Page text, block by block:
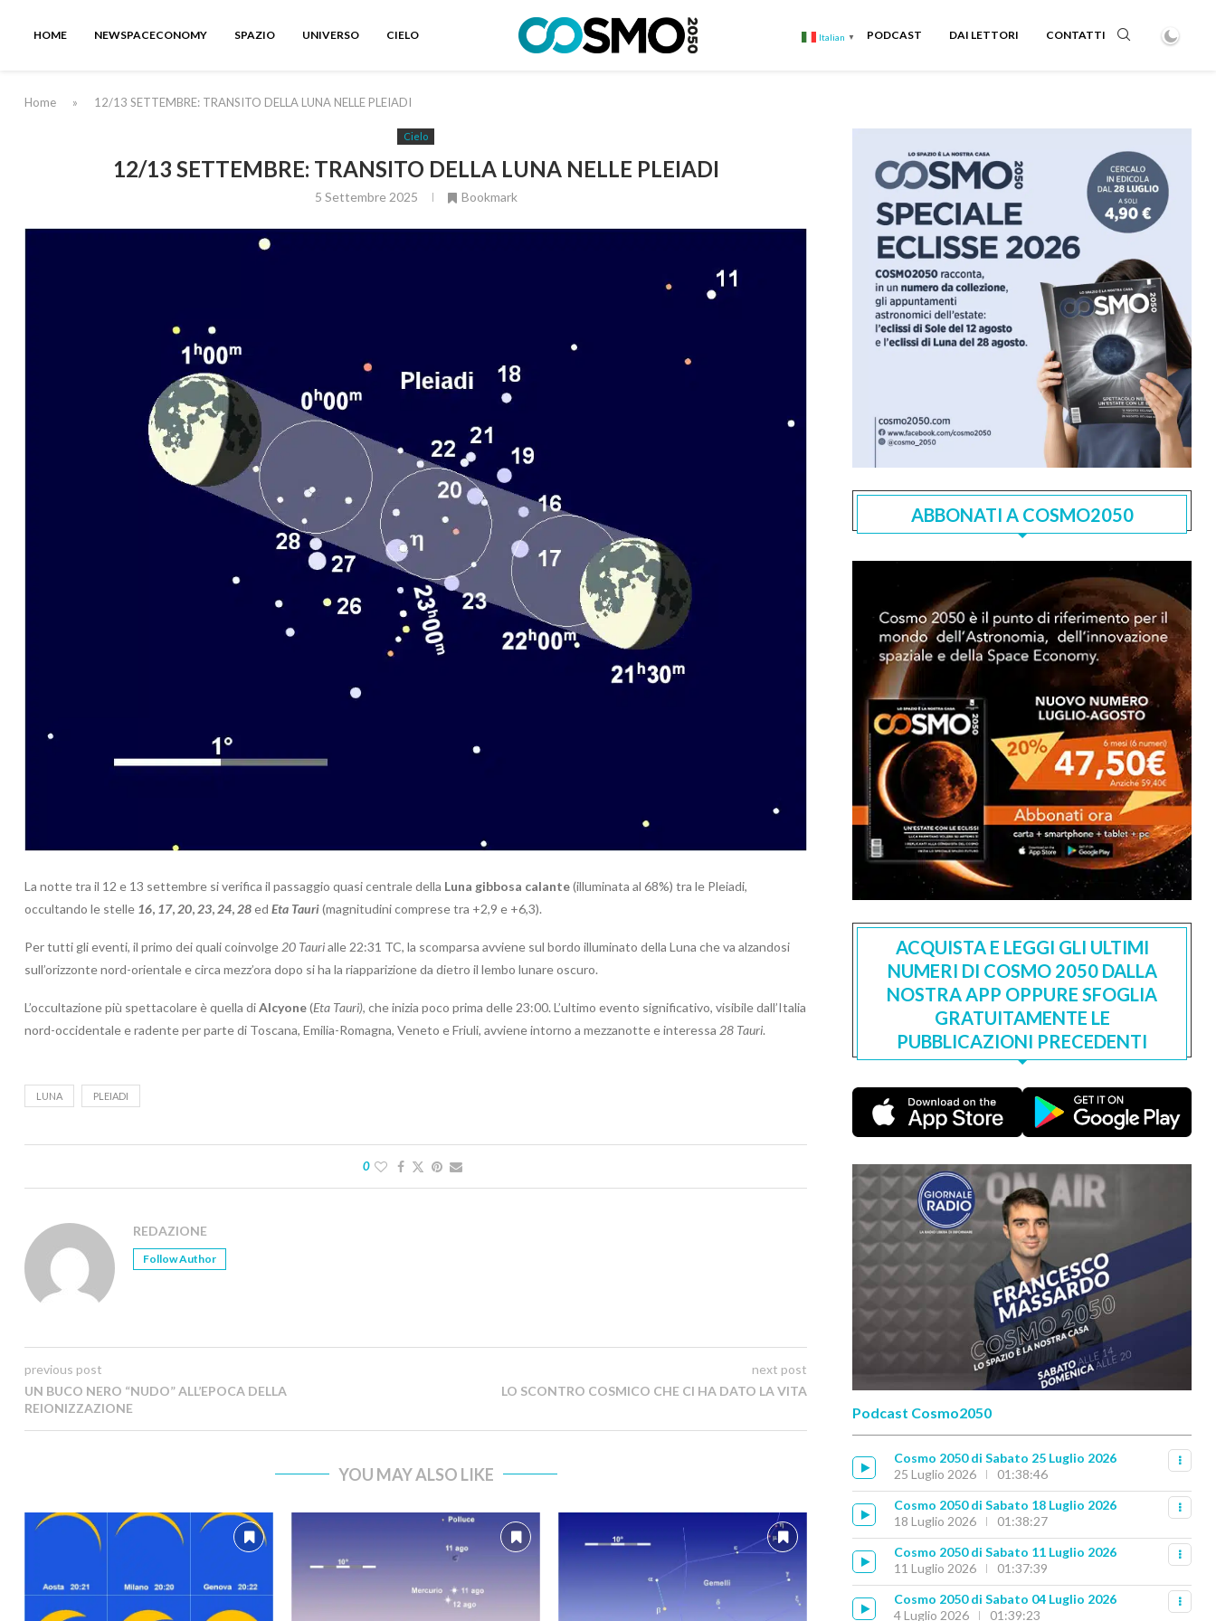
HOME NEWSPACECONOMY SPAZIO UNIVERSO CIELO Italian ▼ PODCAST DAI LETTORI CONTATTI
Home » 12/13 SETTEMBRE: TRANSITO DELLA LUNA NELLE PLEIADI
Cielo
12/13 SETTEMBRE: TRANSITO DELLA LUNA NELLE PLEIADI
5 Settembre 2025 Bookmark
La notte tra il 12 e 13 settembre si verifica il passaggio quasi centrale della Luna gibbosa calante(illuminata al 68%) tra le Pleiadi,
occultando le stelle 16, 17, 20, 23, 24, 28ed Eta Tauri(magnitudini comprese tra +2,9 e +6,3).
Per tutti gli eventi, il primo dei quali coinvolge 20 Taurialle 22:31 TC, la scomparsa avviene sul bordo illuminato della Luna che va alzandosi
sull’orizzonte nord-orientale e circa mezz’ora dopo si ha la riapparizione da dietro il lembo lunare oscuro.
L’occultazione più spettacolare è quella diAlcyone(Eta Tauri), che inizia poco prima delle 23:00. L’ultimo evento significativo, visibile dall’Italia
nord-occidentale e radente per parte di Toscana, Emilia-Romagna, Veneto e Friuli, avviene intorno a mezzanotte e interessa 28 Tauri.
LUNA PLEIADI
0
REDAZIONE
Follow Author
previous post
UN BUCO NERO “NUDO” ALL’EPOCA DELLA
REIONIZZAZIONE
next post
LO SCONTRO COSMICO CHE CI HA DATO LA VITA
YOU MAY ALSO LIKE
ABBONATI A COSMO2050
ACQUISTA E LEGGI GLI ULTIMI
NUMERI DI COSMO 2050 DALLA
NOSTRA APP OPPURE SFOGLIA
GRATUITAMENTE LE
PUBBLICAZIONI PRECEDENTI
Podcast Cosmo2050
Cosmo 2050 di Sabato 25 Luglio 2026
25 Luglio 2026
01:38:46
Cosmo 2050 di Sabato 18 Luglio 2026
18 Luglio 2026
01:38:27
Cosmo 2050 di Sabato 11 Luglio 2026
11 Luglio 2026
01:37:39
Cosmo 2050 di Sabato 04 Luglio 2026
4 Luglio 2026
01:39:23